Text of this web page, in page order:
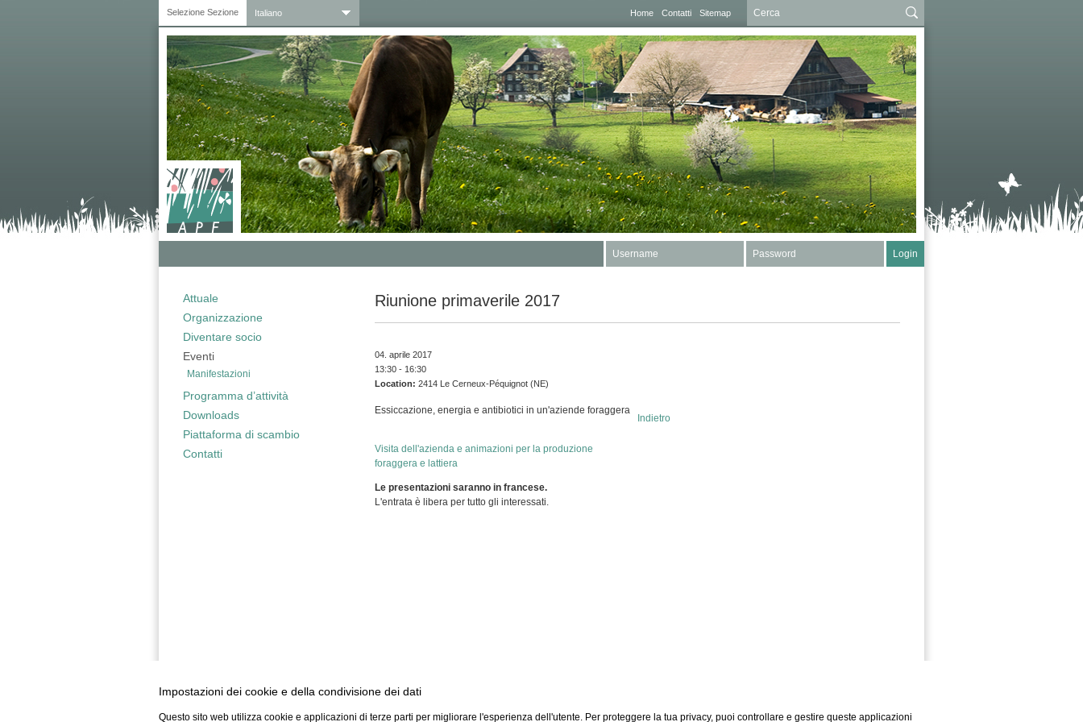
Selezione Sezione Italiano Home Contatti Sitemap
Username Password
Attuale
Organizzazione
Diventare socio
Eventi
Manifestazioni
Programma d’attività
Downloads
Piattaforma di scambio
Contatti
Riunione primaverile 2017
04. aprile 2017
13:30 - 16:30
Location: 2414 Le Cerneux-Péquignot (NE)
Essiccazione, energia e antibiotici in un'aziende foraggera
Visita dell'azienda e animazioni per la produzione
foraggera e lattiera
Le presentazioni saranno in francese.
L'entrata è libera per tutto gli interessati.
Indietro
APF Impressum
Impostazioni dei cookie e della condivisione dei dati
Questo sito web utilizza cookie e applicazioni di terze parti per migliorare l'esperienza dell'utente. Per proteggere la tua privacy, puoi controllare e gestire queste applicazioni